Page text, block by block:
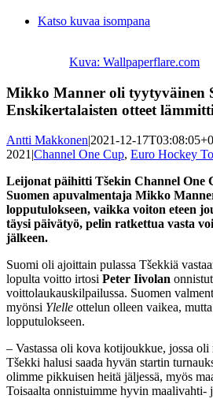
Katso kuvaa isompana
Kuva: Wallpaperflare.com
Mikko Manner oli tyytyväinen
Enskikertalaisten otteet
Antti Makkonen|2021-12-
2021|Channel One Cup, Euro Hockey
Leijonat päihittiTšekin Channel One
Suomen apuvalmentaja Mikko
lopputulokseen, vaikka voiton eteen
täysi päivätyö, pelin ratkettua vasta
jälkeen.
Suomi oli ajoittain pulassa Tšekkiä
lopulta voitto irtosi Peter Iivolan
voittolaukauskilpailussa. Suomen
myönsi Ylelle ottelun olleen vaikea,
lopputulokseen.
– Vastassa oli kova kotijoukkue, jossa
Tšekki halusi saada hyvän startin
olimme pikkuisen heitä jäljessä, myös
Toisaalta onnistuimme hyvin maalivahti-